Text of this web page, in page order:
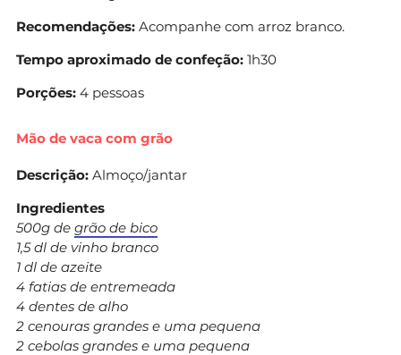
Recomendações: Acompanhe com arroz branco.
Tempo aproximado de confeção: 1h30
Porções: 4 pessoas
Mão de vaca com grão
Descrição: Almoço/jantar
Ingredientes
500g de grão de bico
1,5 dl de vinho branco
1 dl de azeite
4 fatias de entremeada
4 dentes de alho
2 cenouras grandes e uma pequena
2 cebolas grandes e uma pequena